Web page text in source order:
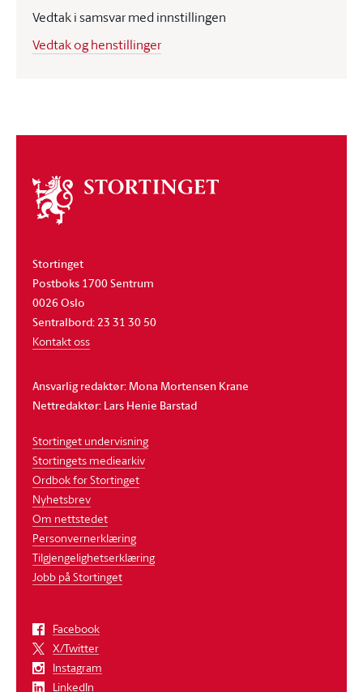
Vedtak i samsvar med innstillingen
Vedtak og henstillinger
Om
stortinget
Stortinget
Postboks 1700 Sentrum
0026 Oslo
Sentralbord: 23 31 30 50
Kontakt oss
Ansvarlig redaktør: Mona Mortensen Krane
Nettredaktør: Lars Henie Barstad
Stortinget undervisning
Stortingets mediearkiv
Ordbok for Stortinget
Nyhetsbrev
Om nettstedet
Personvernerklæring
Tilgjengelighetserklæring
Jobb på Stortinget
Facebook
X/Twitter
Instagram
LinkedIn